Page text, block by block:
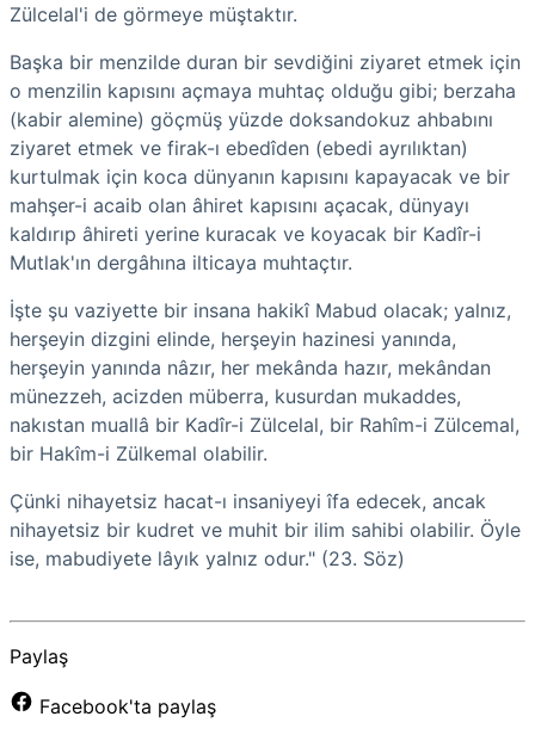
Zülcelal'i de görmeye müştaktır.
Başka bir menzilde duran bir sevdiğini ziyaret etmek için
o menzilin kapısını açmaya muhtaç olduğu gibi; berzaha
(kabir alemine) göçmüş yüzde doksandokuz ahbabını
ziyaret etmek ve firak-ı ebedîden (ebedi ayrılıktan)
kurtulmak için koca dünyanın kapısını kapayacak ve bir
mahşer-i acaib olan âhiret kapısını açacak, dünyayı
kaldırıp âhireti yerine kuracak ve koyacak bir Kadîr-i
Mutlak'ın dergâhına ilticaya muhtaçtır.
İşte şu vaziyette bir insana hakikî Mabud olacak; yalnız,
herşeyin dizgini elinde, herşeyin hazinesi yanında,
herşeyin yanında nâzır, her mekânda hazır, mekândan
münezzeh, acizden müberra, kusurdan mukaddes,
nakıstan muallâ bir Kadîr-i Zülcelal, bir Rahîm-i Zülcemal,
bir Hakîm-i Zülkemal olabilir.
Çünki nihayetsiz hacat-ı insaniyeyi îfa edecek, ancak
nihayetsiz bir kudret ve muhit bir ilim sahibi olabilir. Öyle
ise, mabudiyete lâyık yalnız odur." (23. Söz)
Paylaş
Facebook'ta paylaş